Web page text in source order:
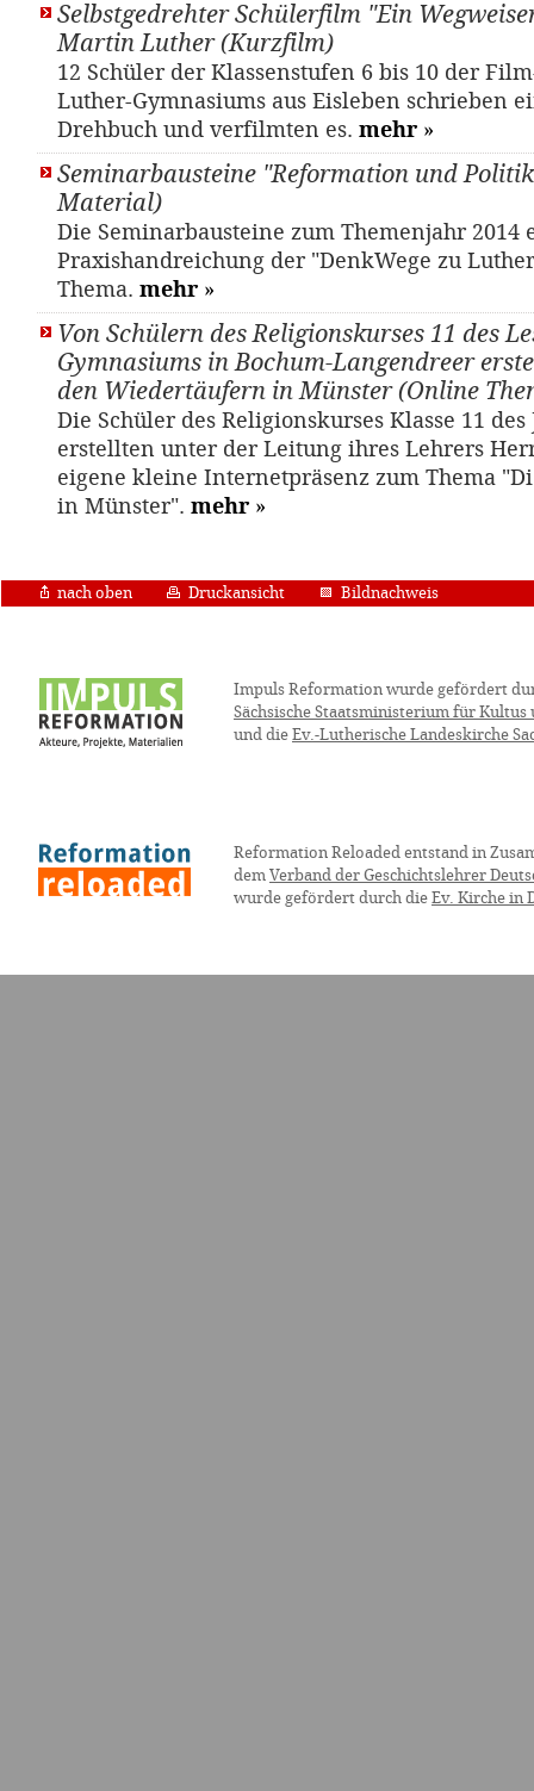
Selbstgedrehter Schülerfilm "Ein
Martin Luther (Kurzfilm)
12 Schüler der Klassenstufen 6 bis 10 der
Luther-Gymnasiums aus Eisleben schrieben
Drehbuch und verfilmten es. mehr »
Seminarbausteine "Reformation und
Material)
Die Seminarbausteine zum Themenjahr 2014
Praxishandreichung der "DenkWege zu
Thema. mehr »
Von Schülern des Religionskurses 11 des
Gymnasiums in Bochum-Langendreer
den Wiedertäufern in Münster (Online
Die Schüler des Religionskurses Klasse 11 des
erstellten unter der Leitung ihres Lehrers
eigene kleine Internetpräsenz zum Thema
in Münster". mehr »
nach oben Druckansicht Bildnachweis
Impuls Reformation wurde gefördert
Sächsische Staatsministerium für Kultus
und die Ev.-Lutherische Landeskirche
Reformation Reloaded entstand in
dem Verband der Geschichtslehrer
wurde gefördert durch die Ev. Kirche in